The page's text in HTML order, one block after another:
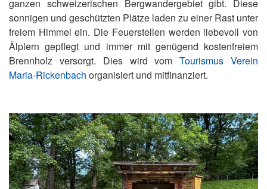
ganzen schweizerischen Bergwandergebiet gibt. Diese
sonnigen und geschützten Plätze laden zu einer Rast unter
freiem Himmel ein. Die Feuerstellen werden liebevoll von
Älplern gepflegt und immer mit genügend kostenfreiem
Brennholz versorgt. Dies wird vomTourismus Verein
Maria-Rickenbach organisiert und mitfinanziert.